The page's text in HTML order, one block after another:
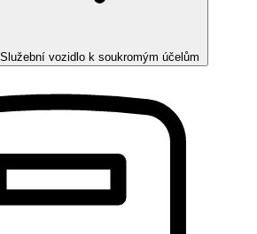
Služební vozidlo k soukromým účelům